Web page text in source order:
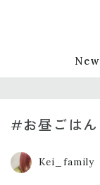
New
#お昼ごはん
Kei_family